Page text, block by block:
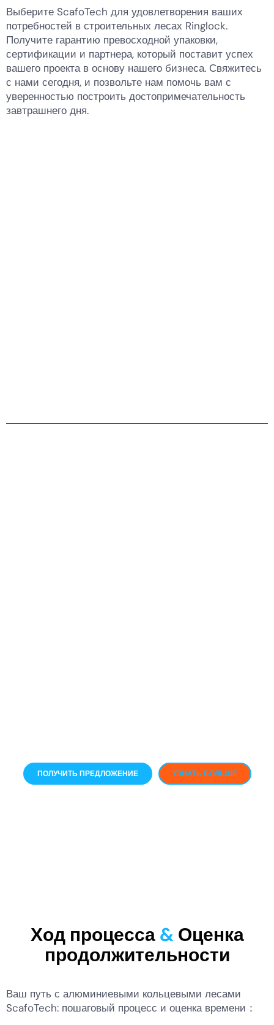
Выберите ScafoTech для удовлетворения ваших
потребностей в строительных лесах Ringlock.
Получите гарантию превосходной упаковки,
сертификации и партнера, который поставит успех
вашего проекта в основу нашего бизнеса. Свяжитесь
с нами сегодня, и позвольте нам помочь вам с
уверенностью построить достопримечательность
завтрашнего дня.
ПОЛУЧИТЬ ПРЕДЛОЖЕНИЕ УЗНАТЬ БОЛЬШЕ
Ход процесса & Оценка
продолжительности
Ваш путь с алюминиевыми кольцевыми лесами
ScafoTech: пошаговый процесс и оценка времени：
IT
EL
TH